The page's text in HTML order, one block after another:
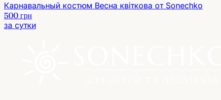
Карнавальный костюм Весна квіткова от Sonechko
500 грн
за сутки